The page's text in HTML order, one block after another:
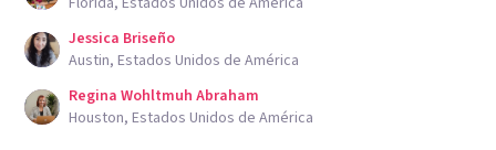
Jessica Briseño
Austin, Estados Unidos de América
Regina Wohltmuh Abraham
Houston, Estados Unidos de América